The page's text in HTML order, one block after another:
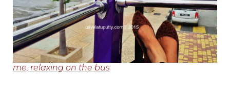
me, relaxing on the bus